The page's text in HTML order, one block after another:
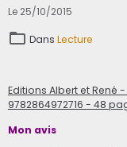
Le 25/10/2015
Dans Lecture
Editions Albert et René
9782864972716 - 48
Mon avis